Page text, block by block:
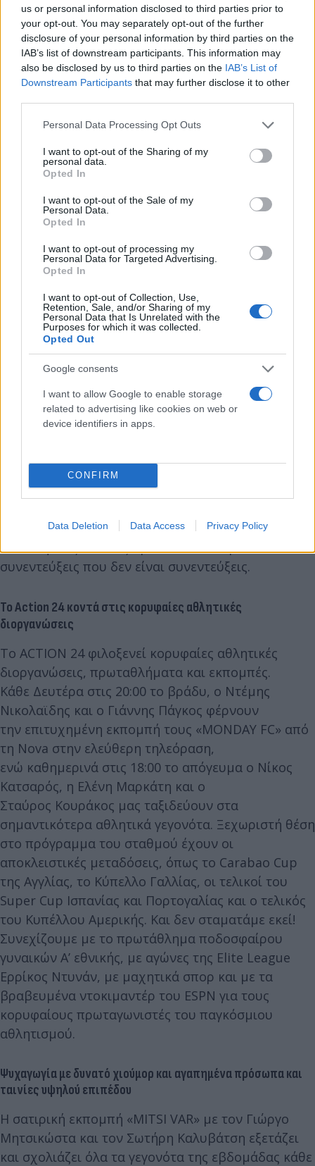
us or personal information disclosed to third parties prior to
your opt-out. You may separately opt-out of the further
disclosure of your personal information by third parties on the
IAB’s list of downstream participants. This information may
also be disclosed by us to third parties on the IAB’s List of
Downstream Participants that may further disclose it to other
Please note that this website/app uses one or more Google
not limited to your visit or usage behaviour. You may click to
grant or deny consent to Google and its third-party tags to
use your data for below specified purposes in below Google
consent section.
Personal Data Processing Opt Outs
I want to opt-out of the Sharing of my
personal data.
Opted In
I want to opt-out of the Sale of my
Personal Data.
Opted In
I want to opt-out of processing my
Personal Data for Targeted Advertising.
Opted In
I want to opt-out of Collection, Use,
Retention, Sale, and/or Sharing of my
Personal Data that Is Unrelated with the
Purposes for which it was collected.
Opted Out
Google consents
I want to allow Google to enable storage
related to advertising like cookies on web or
device identifiers in apps.
CONFIRM
Data Deletion Data Access Privacy Policy
Νίκος Υποφάντης, Ντόρα Κουτροκόη/ Πηγή: Action 24
Από Τρίτη έως Παρασκευή στις 20:00 το βράδυ, η
Σεραφείμ Κοτρώτσο και την Ανδριάνα Ζαρακέλη
αναλύοντας τα βασικά θέματα της επικαιρότητας
στην εκπομπή «ΕΠΟΜΕΝΗ ΜΕΡΑ». Λίγο αργότερα, ο
Γιώργος Πιέρρος, η Ελένη Καλογεροπούλου και
ο Δημήτρης Τάκης διαβάζουν «ΠΙΣΩ ΑΠΟ ΤΙΣ
ΓΡΑΜΜΕΣ», εμβαθύνοντας στα γεγονότα
και φωτίζοντας το παρασκήνιο.
Κάθε Δευτέρα, στην late night ζώνη, έρχεται το
ανανεωμένο «ΑCTION STORY» με την
αφηγείται ιστορίες που έγιναν πρωτοσέλιδα.
υποδέχεται τα μεσάνυχτα στο «ΚΑΛΥΤΕΡΑ
ΑΡΓΑ», φιλοξενώντας πρόσωπα που προκαλούν και
συνεντεύξεις που δεν είναι συνεντεύξεις.
Το Action 24 κοντά στις κορυφαίες αθλητικές
διοργανώσεις
Το ACTION 24 φιλοξενεί κορυφαίες αθλητικές
διοργανώσεις, πρωταθλήματα και εκπομπές.
Κάθε Δευτέρα στις 20:00 το βράδυ, ο Ντέμης
Νικολαϊδης και ο Γιάννης Πάγκος φέρνουν
την επιτυχημένη εκπομπή τους «MONDAY FC» από
τη Νοva στην ελεύθερη τηλεόραση,
ενώ καθημερινά στις 18:00 το απόγευμα ο Νίκος
Κατσαρός, η Ελένη Μαρκάτη και ο
Σταύρος Κουράκος μας ταξιδεύουν στα
σημαντικότερα αθλητικά γεγονότα. Ξεχωριστή θέση
στο πρόγραμμα του σταθμού έχουν οι
αποκλειστικές μεταδόσεις, όπως το Carabao Cup
της Αγγλίας, το Κύπελλο Γαλλίας, οι τελικοί του
Super Cup Ισπανίας και Πορτογαλίας και ο τελικός
του Κυπέλλου Αμερικής. Και δεν σταματάμε εκεί!
Συνεχίζουμε με το πρωτάθλημα ποδοσφαίρου
γυναικών Α’ εθνικής, με αγώνες της Elite League
Ερρίκος Ντυνάν, με μαχητικά σπορ και με τα
βραβευμένα ντοκιμαντέρ του ESPN για τους
κορυφαίους πρωταγωνιστές του παγκόσμιου
αθλητισμού.
Ψυχαγωγία με δυνατό χιούμορ και αγαπημένα πρόσωπα και
ταινίες υψηλού επιπέδου
Η σατιρική εκπομπή «ΜITSI VAR» με τον Γιώργο
Μητσικώστα και τον Σωτήρη Καλυβάτση εξετάζει
και σχολιάζει όλα τα γεγονότα της εβδομάδας κάθε